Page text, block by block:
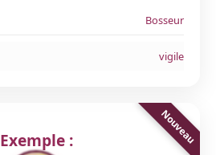
Bosseur
vigile
Exemple :